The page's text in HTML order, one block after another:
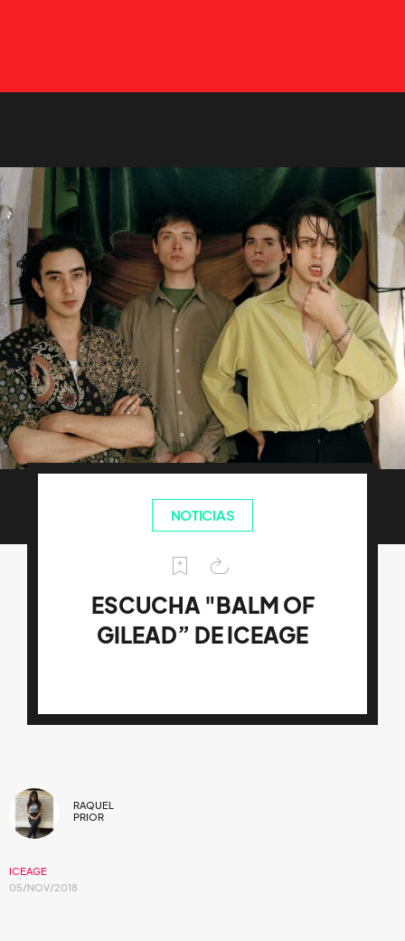
NOTICIAS
ESCUCHA "BALM OF
GILEAD” DE ICEAGE
RAQUEL
PRIOR
ICEAGE
05/NOV/2018